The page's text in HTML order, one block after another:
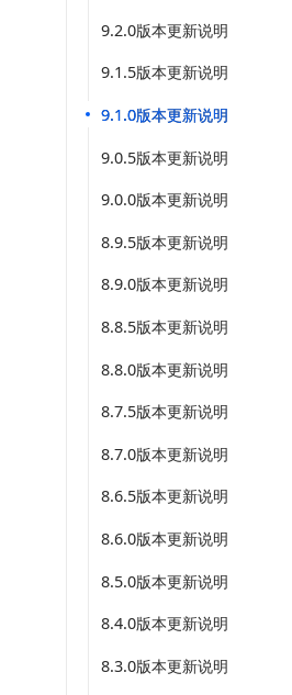
9.2.0版本更新说明
9.1.5版本更新说明
9.1.0版本更新说明
9.0.5版本更新说明
9.0.0版本更新说明
8.9.5版本更新说明
8.9.0版本更新说明
8.8.5版本更新说明
8.8.0版本更新说明
8.7.5版本更新说明
8.7.0版本更新说明
8.6.5版本更新说明
8.6.0版本更新说明
8.5.0版本更新说明
8.4.0版本更新说明
8.3.0版本更新说明